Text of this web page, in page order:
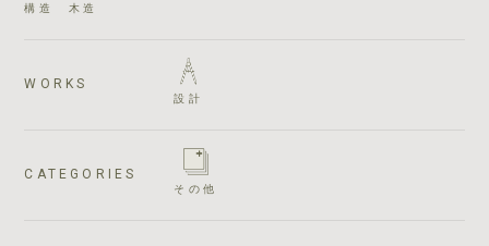
構造 木造
WORKS
設計
CATEGORIES
その他